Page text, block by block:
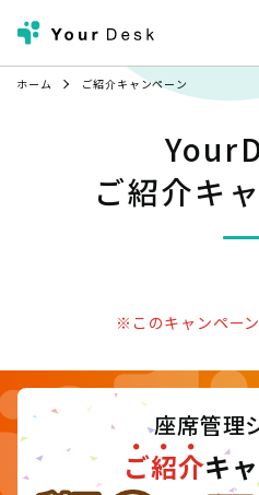
ホーム ご紹介キャンペーン
ご紹介キ
※このキャンペー
座席管理
ご紹介キ